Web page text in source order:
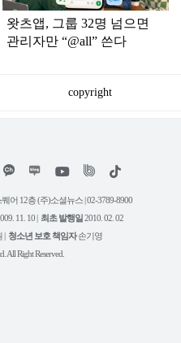
왓츠앱, 그룹 32명 넘으면
관리자만 “@all” 쓴다
copyright
위
트
리
유
튜
틱
어 12층 (주)소셜뉴스 | 02-3789-8900
11. 10 | 최초 발행일2010. 02. 02
| 청소년 보호 책임자손기영
All Right Reserved.